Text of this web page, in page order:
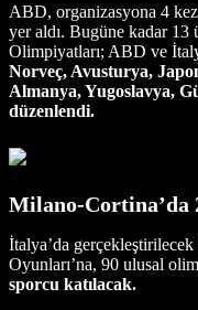
ABD, organizasyona 4
yer aldı. Bugüne kadar 13
Olimpiyatları; ABD ve
Norveç, Avusturya,
Almanya, Yugoslavya,
düzenlendi.
Milano-Cortina’da
İtalya’da
Oyunları’na, 90 ulusal
sporcu katılacak.